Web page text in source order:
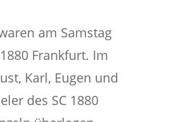
am Samstag
Frankfurt. Im
Karl, Eugen und
des SC 1880